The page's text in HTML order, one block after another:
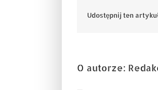
Udostępnij ten
O autorze: